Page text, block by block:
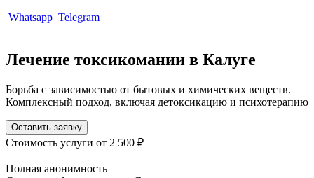
Whatsapp Telegram
Лечение токсикомании в Калуге
Борьба с зависимостью от бытовых и химических веществ.
Комплексный подход, включая детоксикацию и психотерапию
Оставить заявку
Стоимость услуги от 2 500 ₽
Полная анонимность